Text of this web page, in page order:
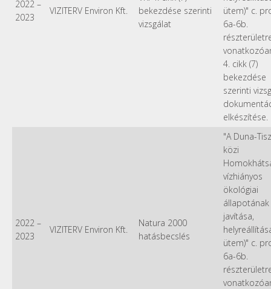
2022 –
2023
VIZITERV Environ Kft.
bekezdése szerinti
vizsgálat
ütem)" c.
6a-6b.
4. cikk (7)
bekezdése
szerinti
elkészítése.
2022 –
2023
VIZITERV Environ Kft.
Natura 2000
hatásbecslés
"A Duna-
közi
vízhiányos
ökológiai
állapotának
javítása,
ütem)" c.
6a-6b.